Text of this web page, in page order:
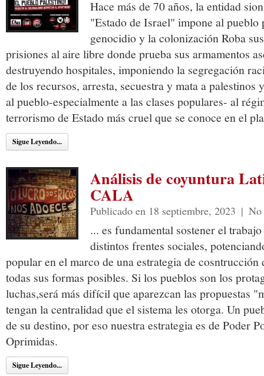
Hace más de 70 años, la entidad
"Estado de Israel" impone al
genocidio y la colonización Roba
prisiones al aire libre donde prueba sus armamentos
destruyendo hospitales, imponiendo la segregación
de los recursos, arresta, secuestra y mata a palestinos
al pueblo-especialmente a las clases populares- al
terrorismo de Estado más cruel que se conoce en el
Sigue Leyendo...
Análisis de coyuntura
CALA
Publicado en 18 septiembre, 2023 | No
... es fundamental sostener el
distintos frentes sociales,
popular en el marco de una estrategia de cosntrucción
todas sus formas posibles. Si los pueblos son los
luchas,será más difícil que aparezcan las propuestas
tengan la centralidad que el sistema les otorga. Un
de su destino, por eso nuestra estrategia es de Poder
Oprimidas.
Sigue Leyendo...